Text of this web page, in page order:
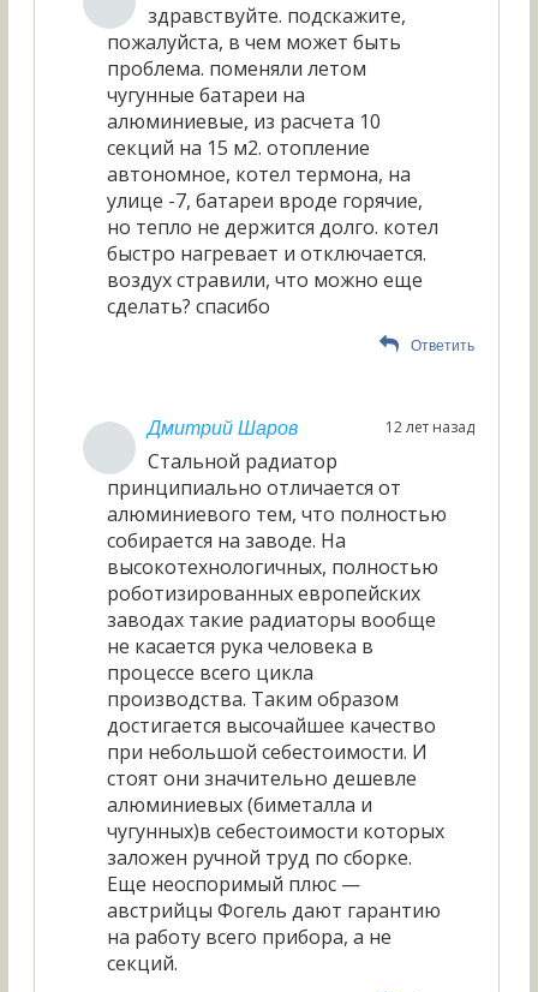
здравствуйте. подскажите,
пожалуйста, в чем может быть
проблема. поменяли летом
чугунные батареи на
алюминиевые, из расчета 10
секций на 15 м2. отопление
автономное, котел термона, на
улице -7, батареи вроде горячие,
но тепло не держится долго. котел
быстро нагревает и отключается.
воздух стравили, что можно еще
сделать? спасибо
Ответить
Дмитрий Шаров 12 лет назад
Стальной радиатор
принципиально отличается от
алюминиевого тем, что полностью
собирается на заводе. На
высокотехнологичных, полностью
роботизированных европейских
заводах такие радиаторы вообще
не касается рука человека в
процессе всего цикла
производства. Таким образом
достигается высочайшее качество
при небольшой себестоимости. И
стоят они значительно дешевле
алюминиевых (биметалла и
чугунных)в себестоимости которых
заложен ручной труд по сборке.
Еще неоспоримый плюс —
австрийцы Фогель дают гарантию
на работу всего прибора, а не
секций.